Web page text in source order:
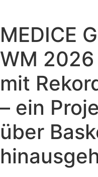
MEDICE
WM
mit
– ein
über